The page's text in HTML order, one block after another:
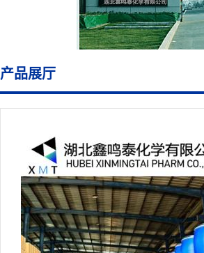
产品展厅